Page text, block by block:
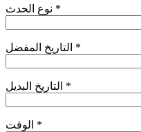
نوع الحدث *
التاريخ المفضل *
التاريخ البديل *
الوقت *